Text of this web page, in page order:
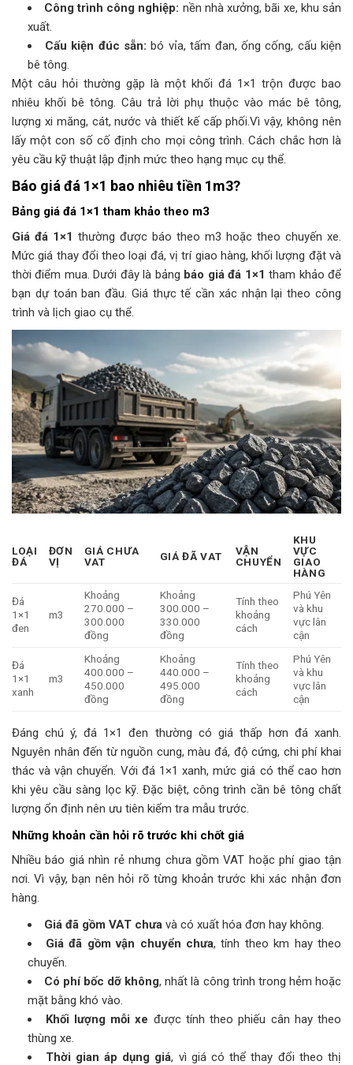
Công trình công nghiệp: nền nhà xưởng, bãi xe, khu sản
xuất.
Cấu kiện đúc sẵn: bó vỉa, tấm đan, ống cống, cấu kiện
bê tông.
Một câu hỏi thường gặp là một khối đá 1×1 trộn được bao
nhiêu khối bê tông. Câu trả lời phụ thuộc vào mác bê tông,
lượng xi măng, cát, nước và thiết kế cấp phối.Vì vậy, không nên
lấy một con số cố định cho mọi công trình. Cách chắc hơn là
yêu cầu kỹ thuật lập định mức theo hạng mục cụ thể.
Báo giá đá 1×1 bao nhiêu tiền 1m3?
Bảng giá đá 1×1 tham khảo theo m3
Giá đá 1×1 thường được báo theo m3 hoặc theo chuyến xe.
Mức giá thay đổi theo loại đá, vị trí giao hàng, khối lượng đặt và
thời điểm mua. Dưới đây là bảng báo giá đá 1×1 tham khảo để
bạn dự toán ban đầu. Giá thực tế cần xác nhận lại theo công
trình và lịch giao cụ thể.
LOẠI
ĐÁ
ĐƠN
VỊ
GIÁ CHƯA
VAT
GIÁ ĐÃ VAT
VẬN
CHUYỂN
KHU
VỰC
GIAO
HÀNG
Đá
1×1
đen
m3
Khoảng
270.000 –
300.000
đồng
Khoảng
300.000 –
330.000
đồng
Tính theo
khoảng
cách
Phú Yên
và khu
vực lân
cận
Đá
1×1
xanh
m3
Khoảng
400.000 –
450.000
đồng
Khoảng
440.000 –
495.000
đồng
Tính theo
khoảng
cách
Phú Yên
và khu
vực lân
cận
Đáng chú ý, đá 1×1 đen thường có giá thấp hơn đá xanh.
Nguyên nhân đến từ nguồn cung, màu đá, độ cứng, chi phí khai
thác và vận chuyển. Với đá 1×1 xanh, mức giá có thể cao hơn
khi yêu cầu sàng lọc kỹ. Đặc biệt, công trình cần bê tông chất
lượng ổn định nên ưu tiên kiểm tra mẫu trước.
Những khoản cần hỏi rõ trước khi chốt giá
Nhiều báo giá nhìn rẻ nhưng chưa gồm VAT hoặc phí giao tận
nơi. Vì vậy, bạn nên hỏi rõ từng khoản trước khi xác nhận đơn
hàng.
Giá đã gồm VAT chưavà có xuất hóa đơn hay không.
Giá đã gồm vận chuyển chưa, tính theo km hay theo
chuyến.
Có phí bốc dỡ không, nhất là công trình trong hẻm hoặc
mặt bằng khó vào.
Khối lượng mỗi xe được tính theo phiếu cân hay theo
thùng xe.
Thời gian áp dụng giá, vì giá có thể thay đổi theo thị